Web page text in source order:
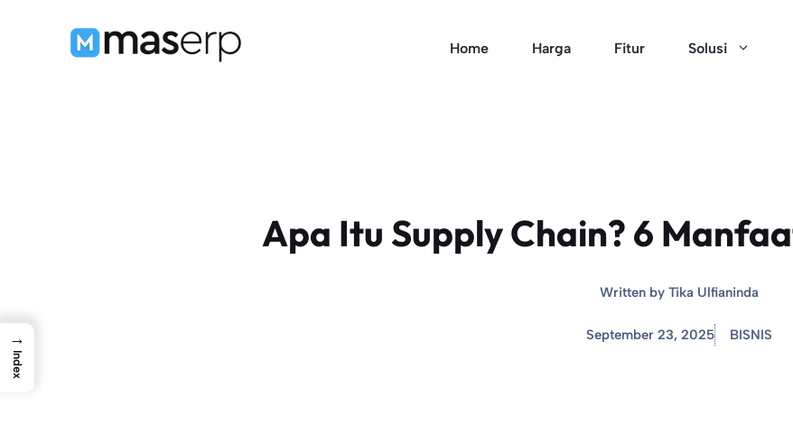
Home Harga Fitur Solusi
Apa Itu Supply Chain? 6
Written by Tika Ulfianinda
September 23, 2025 BISNIS
→
Index